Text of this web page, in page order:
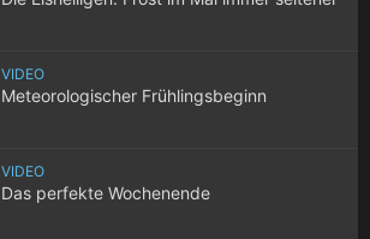
VIDEO
Meteorologischer Frühlingsbeginn
VIDEO
Das perfekte Wochenende